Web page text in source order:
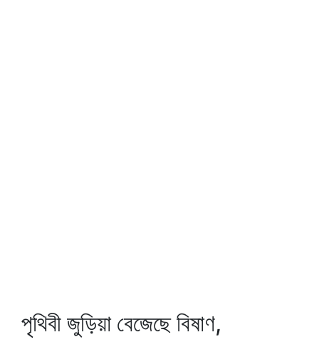
পৃথিবী জুড়িয়া বেজেছে বিষাণ,